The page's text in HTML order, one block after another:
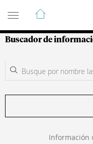
Guía de
Buscador de
Información